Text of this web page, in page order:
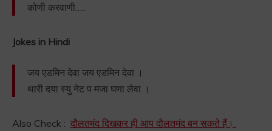
कोणी करवाणी…..
Jokes in Hindi
जय एडमिन देवा जय एडमिन देवा ।
थारी दया स्यु नेट प मजा घणा लेवा ।
Also Check : दौलतमंद दिखकर ही आप दौलतमंद बन सकते हैं।